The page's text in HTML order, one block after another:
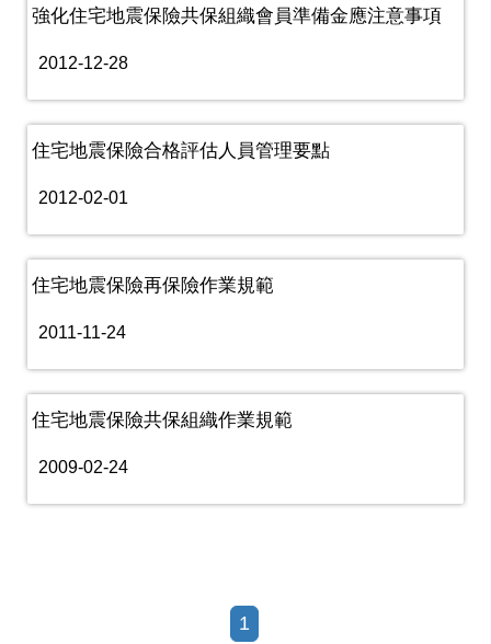
強化住宅地震保險共保組織會員準備金應注意事項
2012-12-28
住宅地震保險合格評估人員管理要點
2012-02-01
住宅地震保險再保險作業規範
2011-11-24
住宅地震保險共保組織作業規範
2009-02-24
1